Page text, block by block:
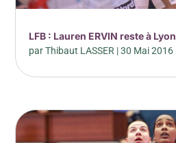
LFB : Lauren ERVIN reste à Lyon
parThibaut LASSER |30 Mai 2016